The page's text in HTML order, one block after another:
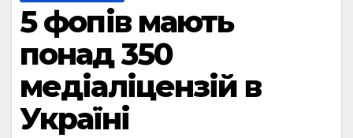
5 фопів мають
понад 350
медіаліцензій в
Україні